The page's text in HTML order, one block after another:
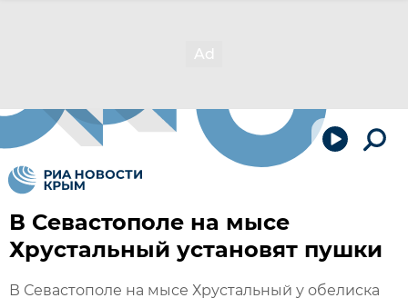
В Севастополе на мысе
Хрустальный установят пушки
В Севастополе на мысе Хрустальный у обелиска